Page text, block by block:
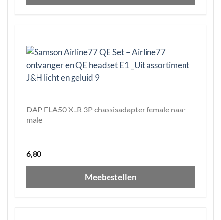
DAP FLA50 XLR 3P chassisadapter female naar
male
6,80
Meebestellen